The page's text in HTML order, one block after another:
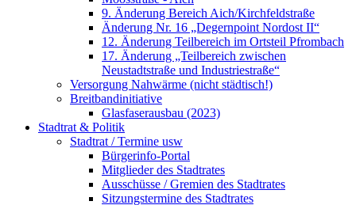
9. Änderung Bereich Aich/Kirchfeldstraße
Änderung Nr. 16 „Degernpoint Nordost II“
12. Änderung Teilbereich im Ortsteil Pfrombach
17. Änderung „Teilbereich zwischen
Neustadtstraße und Industriestraße“
Versorgung Nahwärme (nicht städtisch!)
Breitbandinitiative
Glasfaserausbau (2023)
Stadtrat & Politik
Stadtrat / Termine usw
Bürgerinfo-Portal
Mitglieder des Stadtrates
Ausschüsse / Gremien des Stadtrates
Sitzungstermine des Stadtrates